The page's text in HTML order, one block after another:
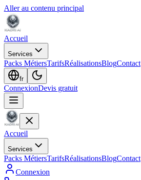
Aller au contenu principal
Accueil
Services
Packs MétiersTarifsRéalisationsBlogContact
fr
ConnexionDevis gratuit
Accueil
Services
Packs MétiersTarifsRéalisationsBlogContact
Connexion